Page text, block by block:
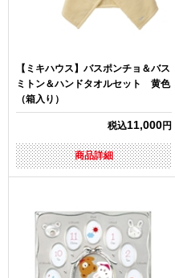
【ミキハウス】バスポンチョ＆バス
ミトン＆ハンドタオルセット 黄色
（箱入り）
税込11,000円
商品詳細